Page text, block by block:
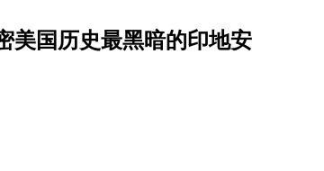
美国历史最黑暗的印地安